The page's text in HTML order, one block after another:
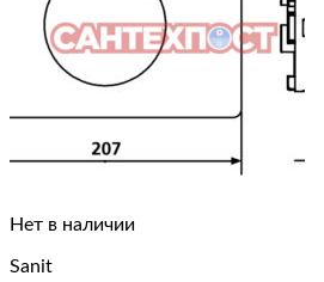
Нет в наличии
Sanit